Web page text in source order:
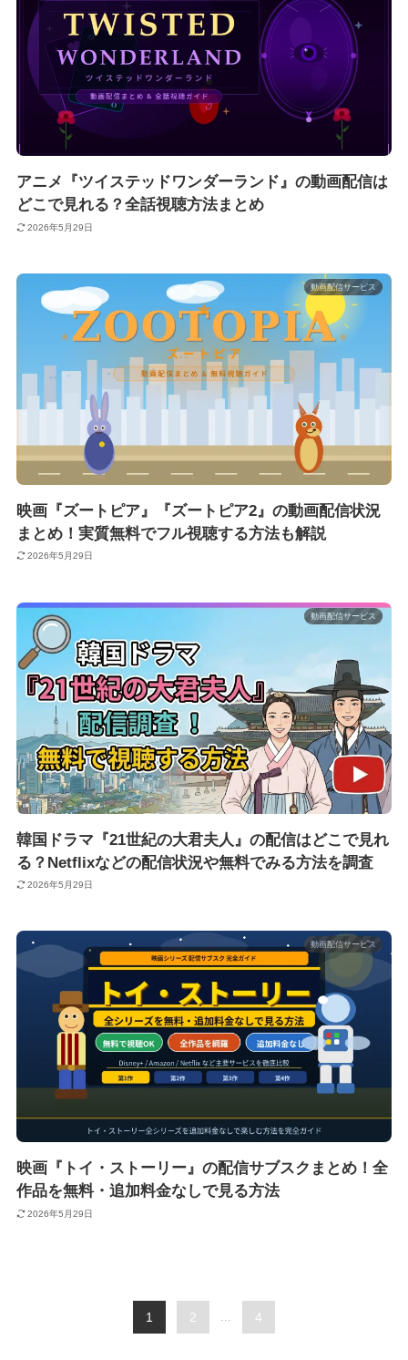
アニメ『ツイステッドワンダーランド』の動画配信は
どこで見れる？全話視聴方法まとめ
2026年5月29日
動画配信サービス
映画『ズートピア』『ズートピア2』の動画配信状況
まとめ！実質無料でフル視聴する方法も解説
2026年5月29日
動画配信サービス
韓国ドラマ『21世紀の大君夫人』の配信はどこで見れ
る？Netflixなどの配信状況や無料でみる方法を調査
2026年5月29日
動画配信サービス
映画『トイ・ストーリー』の配信サブスクまとめ！全
作品を無料・追加料金なしで見る方法
2026年5月29日
1 2 ... 4